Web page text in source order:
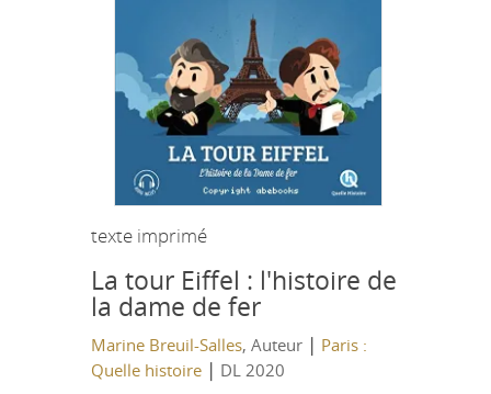
texte imprimé
La tour Eiffel : l'histoire de
la dame de fer
Marine Breuil-Salles, Auteur | Paris :
Quelle histoire| DL 2020